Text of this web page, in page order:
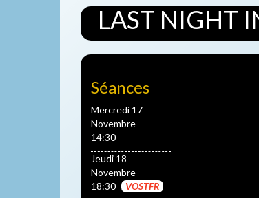
LAST NIGHT
Séances
Mercredi 17
Novembre
14:30
Jeudi 18
Novembre
18:30
VOSTFR